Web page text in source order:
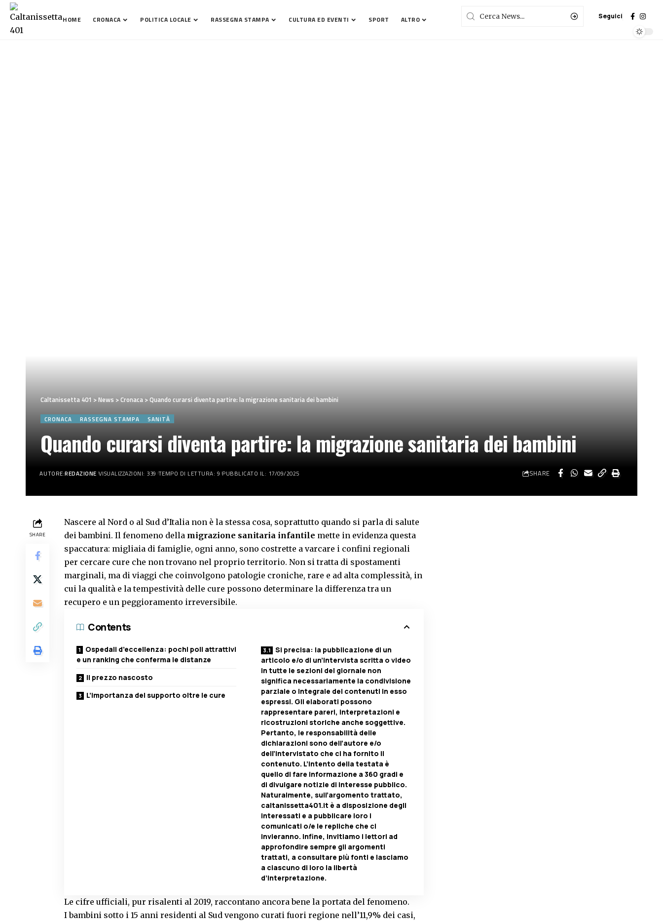
HOME CRONACA POLITICA LOCALE RASSEGNA STAMPA CULTURA ED EVENTI SPORT ALTRO Seguici
Caltanissetta 401 >News >Cronaca >Quando curarsi diventa partire: la migrazione sanitaria dei bambini
CRONACA RASSEGNA STAMPA SANITÀ
Quando curarsi diventa partire: la migrazione sanitaria dei bambini
AUTORE:REDAZIONE VISUALIZZAZIONI: 339 TEMPO DI LETTURA: 9 PUBBLICATO IL: 17/09/2025 SHARE
SHARE
Nascere al Nord o al Sud d’Italia non è la stessa cosa, soprattutto quando si parla di salute
dei bambini. Il fenomeno della migrazione sanitaria infantile mette in evidenza questa
spaccatura: migliaia di famiglie, ogni anno, sono costrette a varcare i confini regionali
per cercare cure che non trovano nel proprio territorio. Non si tratta di spostamenti
marginali, ma di viaggi che coinvolgono patologie croniche, rare e ad alta complessità, in
cui la qualità e la tempestività delle cure possono determinare la differenza tra un
recupero e un peggioramento irreversibile.
Contents
Ospedali d’eccellenza: pochi poli attrattivi
e un ranking che conferma le distanze
Il prezzo nascosto
L’importanza del supporto oltre le cure
Si precisa: la pubblicazione di un
articolo e/o di un’intervista scritta o video
in tutte le sezioni del giornale non
significa necessariamente la condivisione
parziale o integrale dei contenuti in esso
espressi. Gli elaborati possono
rappresentare pareri, interpretazioni e
ricostruzioni storiche anche soggettive.
Pertanto, le responsabilità delle
dichiarazioni sono dell’autore e/o
dell’intervistato che ci ha fornito il
contenuto. L’intento della testata è
quello di fare informazione a 360 gradi e
di divulgare notizie di interesse pubblico.
Naturalmente, sull’argomento trattato,
caltanissetta401.it è a disposizione degli
interessati e a pubblicare loro i
comunicati o/e le repliche che ci
invieranno. Infine, invitiamo i lettori ad
approfondire sempre gli argomenti
trattati, a consultare più fonti e lasciamo
a ciascuno di loro la libertà
d’interpretazione.
Le cifre ufficiali, pur risalenti al 2019, raccontano ancora bene la portata del fenomeno.
I bambini sotto i 15 anni residenti al Sud vengono curati fuori regione nell’11,9% dei casi,